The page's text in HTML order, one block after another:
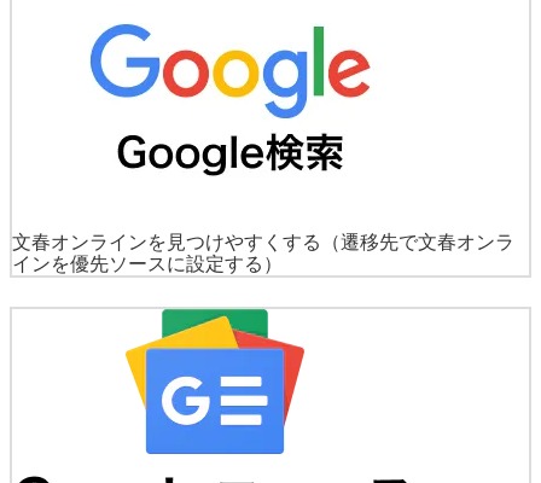
文春オンラインを見つけやすくする
（遷移先で文春オンラ
インを優先ソースに設定する）